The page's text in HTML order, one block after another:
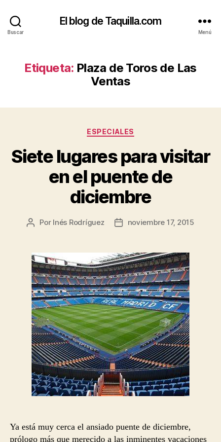
Buscar
El blog de Taquilla.com
Menú
Etiqueta: Plaza de Toros de Las
Ventas
Categorías
ESPECIALES
Siete lugares para visitar
en el puente de
diciembre
Autor
entrada
Por Inés Rodríguez
Fecha
entrada
noviembre 17, 2015
Ya está muy cerca el ansiado puente de diciembre,
prólogo más que merecido a las inminentes vacaciones